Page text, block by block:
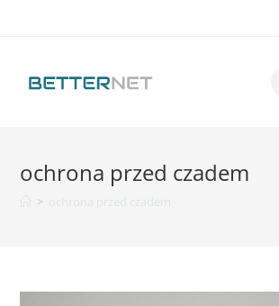
ochrona przed czadem
> ochrona przed czadem